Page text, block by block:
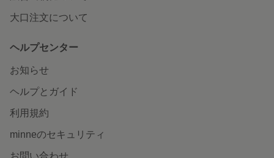
大口注文について
ヘルプセンター
お知らせ
ヘルプとガイド
利用規約
minneのセキュリティ
お問い合わせ